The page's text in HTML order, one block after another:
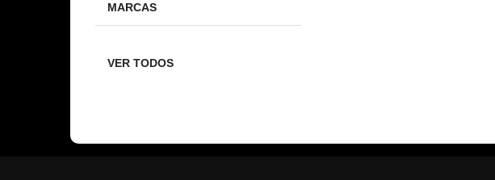
MARCAS
VER TODOS